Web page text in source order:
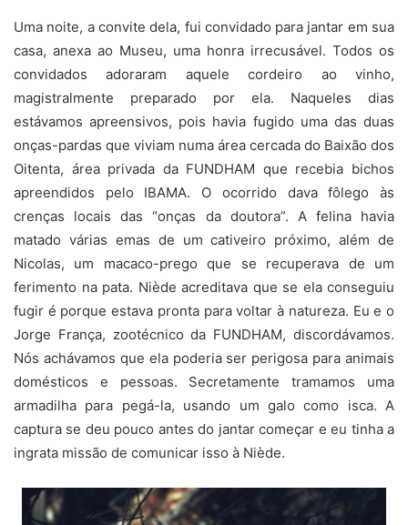
Uma noite, a convite dela, fui convidado para jantar em sua
casa, anexa ao Museu, uma honra irrecusável. Todos os
convidados adoraram aquele cordeiro ao vinho,
magistralmente preparado por ela. Naqueles dias
estávamos apreensivos, pois havia fugido uma das duas
onças-pardas que viviam numa área cercada do Baixão dos
Oitenta, área privada da FUNDHAM que recebia bichos
apreendidos pelo IBAMA. O ocorrido dava fôlego às
crenças locais das “onças da doutora”. A felina havia
matado várias emas de um cativeiro próximo, além de
Nicolas, um macaco-prego que se recuperava de um
ferimento na pata. Niède acreditava que se ela conseguiu
fugir é porque estava pronta para voltar à natureza. Eu e o
Jorge França, zootécnico da FUNDHAM, discordávamos.
Nós achávamos que ela poderia ser perigosa para animais
domésticos e pessoas. Secretamente tramamos uma
armadilha para pegá-la, usando um galo como isca. A
captura se deu pouco antes do jantar começar e eu tinha a
ingrata missão de comunicar isso à Niède.